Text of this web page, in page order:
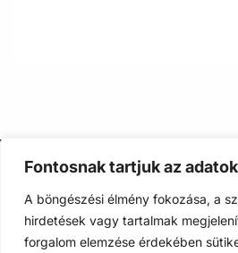
Fontosnak tartjuk az
A böngészési élmény fokozása, a
hirdetések vagy tartalmak
forgalom elemzése érdekében